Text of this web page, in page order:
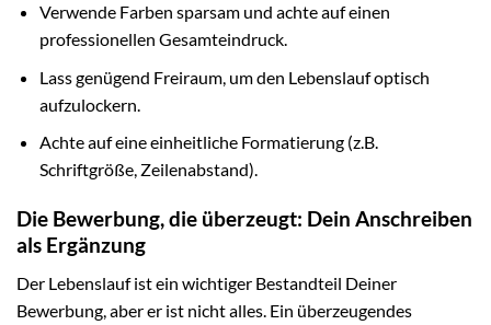
Verwende Farben sparsam und achte auf einen
professionellen Gesamteindruck.
Lass genügend Freiraum, um den Lebenslauf optisch
aufzulockern.
Achte auf eine einheitliche Formatierung (z.B.
Schriftgröße, Zeilenabstand).
Die Bewerbung, die überzeugt: Dein Anschreiben
als Ergänzung
Der Lebenslauf ist ein wichtiger Bestandteil Deiner
Bewerbung, aber er ist nicht alles. Ein überzeugendes